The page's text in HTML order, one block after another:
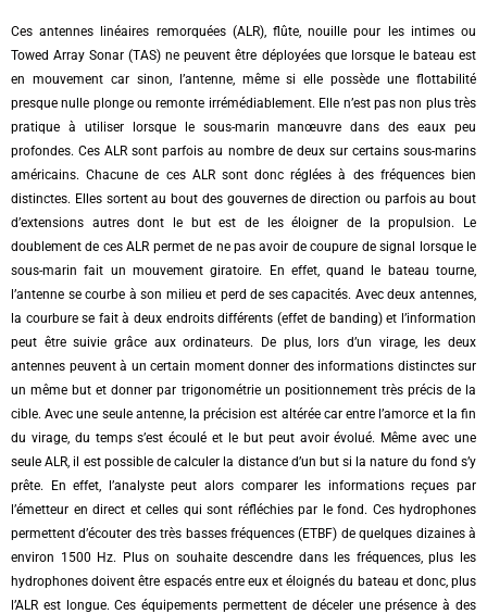
Ces antennes linéaires remorquées (ALR), flûte, nouille pour les intimes ou
Towed Array Sonar (TAS) ne peuvent être déployées que lorsque le bateau est
en mouvement car sinon, l’antenne, même si elle possède une flottabilité
presque nulle plonge ou remonte irrémédiablement. Elle n’est pas non plus très
pratique à utiliser lorsque le sous-marin manœuvre dans des eaux peu
profondes. Ces ALR sont parfois au nombre de deux sur certains sous-marins
américains. Chacune de ces ALR sont donc réglées à des fréquences bien
distinctes. Elles sortent au bout des gouvernes de direction ou parfois au bout
d’extensions autres dont le but est de les éloigner de la propulsion. Le
doublement de ces ALR permet de ne pas avoir de coupure de signal lorsque le
sous-marin fait un mouvement giratoire. En effet, quand le bateau tourne,
l’antenne se courbe à son milieu et perd de ses capacités. Avec deux antennes,
la courbure se fait à deux endroits différents (effet de banding) et l’information
peut être suivie grâce aux ordinateurs. De plus, lors d’un virage, les deux
antennes peuvent à un certain moment donner des informations distinctes sur
un même but et donner par trigonométrie un positionnement très précis de la
cible. Avec une seule antenne, la précision est altérée car entre l’amorce et la fin
du virage, du temps s’est écoulé et le but peut avoir évolué. Même avec une
seule ALR, il est possible de calculer la distance d’un but si la nature du fond s’y
prête. En effet, l’analyste peut alors comparer les informations reçues par
l’émetteur en direct et celles qui sont réfléchies par le fond. Ces hydrophones
permettent d’écouter des très basses fréquences (ETBF) de quelques dizaines à
environ 1500 Hz. Plus on souhaite descendre dans les fréquences, plus les
hydrophones doivent être espacés entre eux et éloignés du bateau et donc, plus
l’ALR est longue. Ces équipements permettent de déceler une présence à des